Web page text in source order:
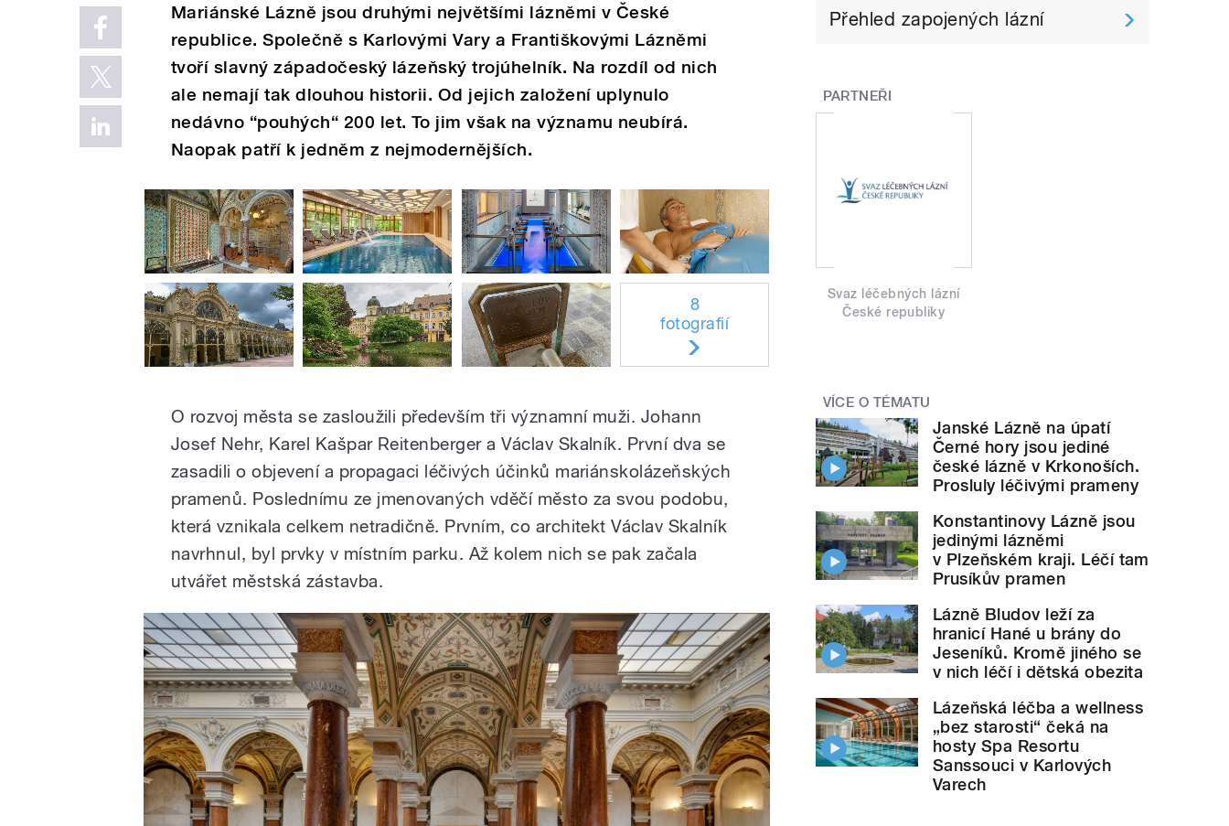
Mariánské Lázně jsou druhými největšími lázněmi v České
republice. Společně s Karlovými Vary a Františkovými Lázněmi
tvoří slavný západočeský lázeňský trojúhelník. Na rozdíl od nich
ale nemají tak dlouhou historii. Od jejich založení uplynulo
nedávno “pouhých“ 200 let. To jim však na významu neubírá.
Naopak patří k jedněm z nejmodernějších.
8
fotografií
O rozvoj města se zasloužili především tři významní muži. Johann
Josef Nehr, Karel Kašpar Reitenberger a Václav Skalník. První dva se
zasadili o objevení a propagaci léčivých účinků mariánskolázeňských
pramenů. Poslednímu ze jmenovaných vděčí město za svou podobu,
která vznikala celkem netradičně. Prvním, co architekt Václav Skalník
navrhnul, byl prvky v místním parku. Až kolem nich se pak začala
utvářet městská zástavba.
Přehled zapojených lázní
PARTNEŘI
Svaz léčebných lázní
České republiky
VÍCE O TÉMATU
Janské Lázně na úpatí
Černé hory jsou jediné
české lázně v Krkonoších.
Prosluly léčivými prameny
Konstantinovy Lázně jsou
jedinými lázněmi
v Plzeňském kraji. Léčí tam
Prusíkův pramen
Lázně Bludov leží za
hranicí Hané u brány do
Jeseníků. Kromě jiného se
v nich léčí i dětská obezita
Lázeňská léčba a wellness
„bez starosti“ čeká na
hosty Spa Resortu
Sanssouci v Karlových
Varech